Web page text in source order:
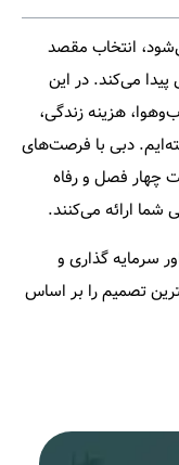
انتخاب مقصد
می‌کند. در این
هزینه زندگی،
دبی با فرصت‌های
چهار فصل و رفاه
شما ارائه می‌کنند.
سرمایه گذاری و
تصمیم را بر اساس